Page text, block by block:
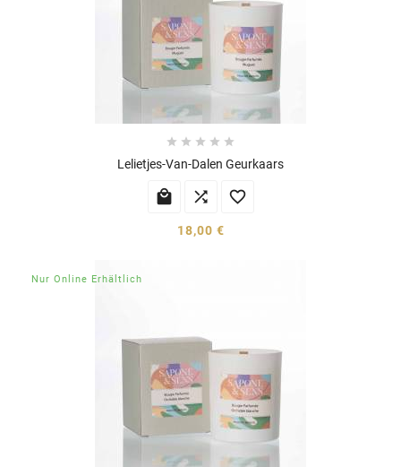
    
Lelietjes-Van-Dalen Geurkaars
  
18,00 €
Nur Online Erhältlich